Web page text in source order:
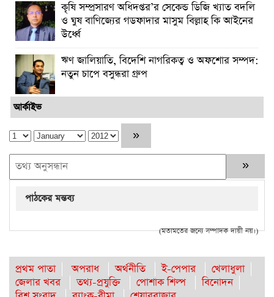
কৃষি সম্প্রসারণ অধিদপ্তর’র সেকেন্ড ডিজি খ্যাত বদলি
ও ঘুষ বাণিজ্যের গডফাদার মাসুম বিল্লাহ কি আইনের
উর্ধ্বে
ঋণ জালিয়াতি, বিদেশি নাগরিকত্ব ও অফশোর সম্পদ:
নতুন চাপে বসুন্ধরা গ্রুপ
আর্কাইভ
পাঠকের মন্তব্য
(মতামতের জন্যে সম্পাদক দায়ী নয়।)
প্রথম পাতা অপরাধ অর্থনীতি ই-পেপার
খেলাধুলা
জেলার খবর
তথ্য-প্রযুক্তি পোশাক শিল্প
বিনোদন